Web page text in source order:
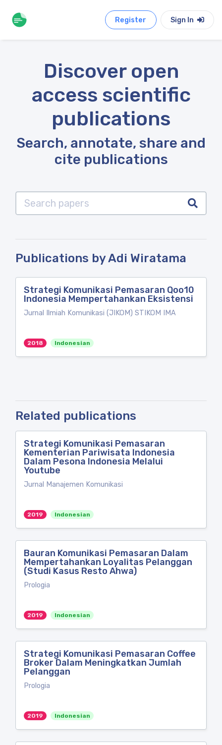
Register Sign In
Discover open
access scientific
publications
Search, annotate, share and
cite publications
Publications by Adi Wiratama
Strategi Komunikasi Pemasaran Qoo10
Indonesia Mempertahankan Eksistensi
Jurnal Ilmiah Komunikasi (JIKOM) STIKOM IMA
2018 Indonesian
Related publications
Strategi Komunikasi Pemasaran
Kementerian Pariwisata Indonesia
Dalam Pesona Indonesia Melalui
Youtube
Jurnal Manajemen Komunikasi
2019 Indonesian
Bauran Komunikasi Pemasaran Dalam
Mempertahankan Loyalitas Pelanggan
(Studi Kasus Resto Ahwa)
Prologia
2019 Indonesian
Strategi Komunikasi Pemasaran Coffee
Broker Dalam Meningkatkan Jumlah
Pelanggan
Prologia
2019 Indonesian